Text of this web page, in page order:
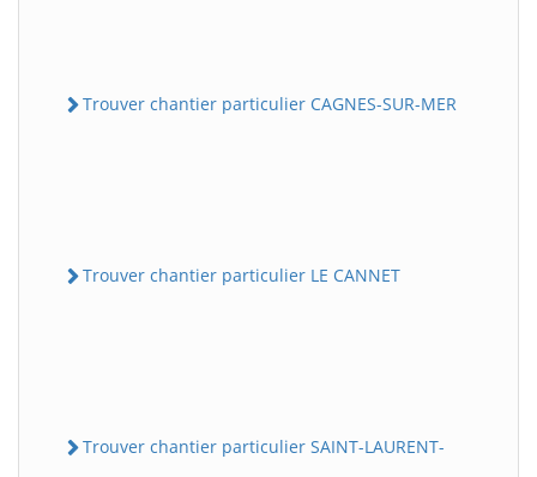
Trouver chantier particulier CAGNES-SUR-MER
Trouver chantier particulier LE CANNET
Trouver chantier particulier SAINT-LAURENT-